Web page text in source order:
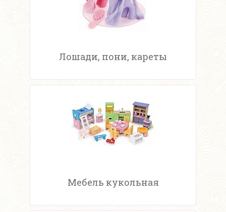
Лошади, пони, кареты
Мебель кукольная